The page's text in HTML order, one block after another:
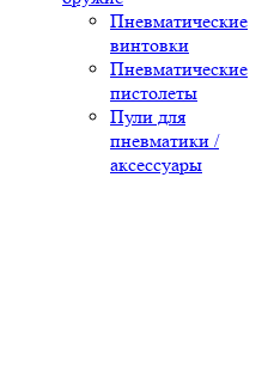
Пневматические
винтовки
Пневматические
пистолеты
Пули для
пневматики /
аксессуары